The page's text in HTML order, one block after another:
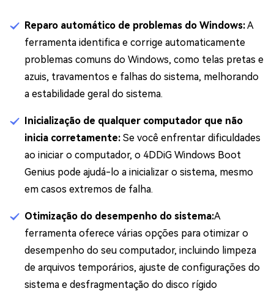
Reparo automático de problemas do Windows:A
ferramenta identifica e corrige automaticamente
problemas comuns do Windows, como telas pretas e
azuis, travamentos e falhas do sistema, melhorando
a estabilidade geral do sistema.
Inicialização de qualquer computador que não
inicia corretamente: Se você enfrentar dificuldades
ao iniciar o computador, o 4DDiG Windows Boot
Genius pode ajudá-lo a inicializar o sistema, mesmo
em casos extremos de falha.
Otimização do desempenho do sistema:A
ferramenta oferece várias opções para otimizar o
desempenho do seu computador, incluindo limpeza
de arquivos temporários, ajuste de configurações do
sistema e desfragmentação do disco rígido